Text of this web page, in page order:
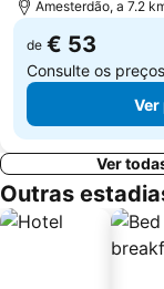
Melkweg
Amesterdão, a 7.2
de € 53
Consulte os
Ver
Ver
Outras